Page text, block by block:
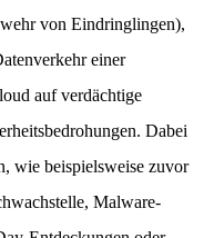
von Eindringlingen),
einer
auf verdächtige
Dabei
wie beispielsweise zuvor
Malware-